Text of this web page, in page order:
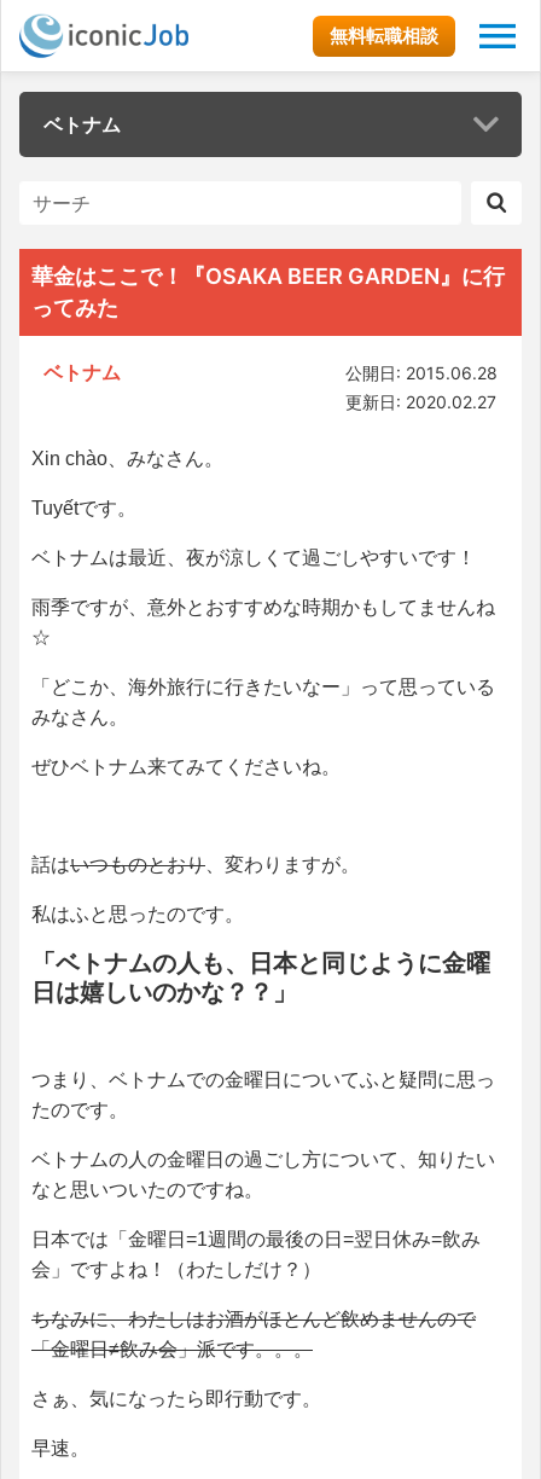
無料転職相談
ベトナム
華金はここで！『OSAKA BEER GARDEN』に行
ってみた
ベトナム
公開日: 2015.06.28
更新日: 2020.02.27
Xin chào、みなさん。
Tuyếtです。
ベトナムは最近、夜が涼しくて過ごしやすいです！
雨季ですが、意外とおすすめな時期かもしてませんね
☆
「どこか、海外旅行に行きたいなー」って思っている
みなさん。
ぜひベトナム来てみてくださいね。
話はいつものとおり 、変わりますが。
私はふと思ったのです。
「ベトナムの人も、日本と同じように金曜
日は嬉しいのかな？？」
つまり、ベトナムでの金曜日についてふと疑問に思っ
たのです。
ベトナムの人の金曜日の過ごし方について、知りたい
なと思いついたのですね。
日本では「金曜日=1週間の最後の日=翌日休み=飲み
会」ですよね！（わたしだけ？）
ちなみに、わたしはお酒がほとんど飲めませんので
「金曜日≠飲み会」派です。。。
さぁ、気になったら即行動です。
早速。